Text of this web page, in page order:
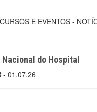
E EVENTOS -
do Hospital
- 01.07.26